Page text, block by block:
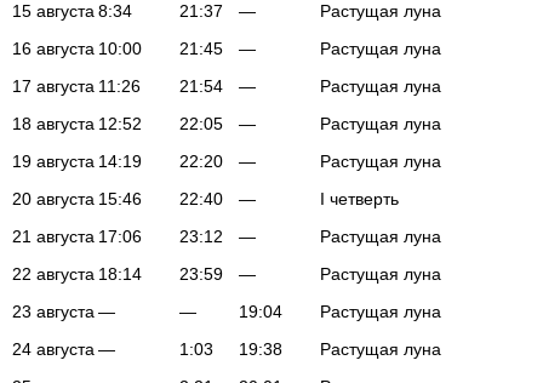
15 августа 8:34 21:37 —
Растущая луна
16 августа 10:00 21:45 —
Растущая луна
17 августа 11:26 21:54 —
Растущая луна
18 августа 12:52 22:05 —
Растущая луна
19 августа 14:19 22:20 —
Растущая луна
20 августа 15:46 22:40 —
I четверть
21 августа 17:06 23:12 —
Растущая луна
22 августа 18:14 23:59 —
Растущая луна
23 августа — — 19:04
Растущая луна
24 августа — 1:03 19:38
Растущая луна